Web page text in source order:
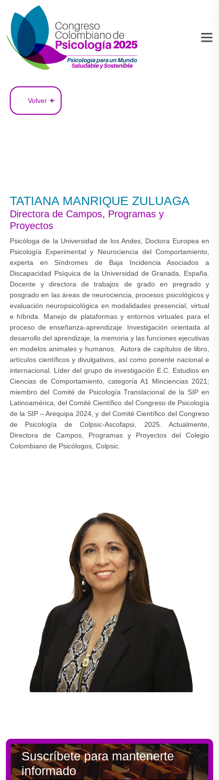
Volver
TATIANA MANRIQUE ZULUAGA
Directora de Campos, Programas y
Proyectos
Psicóloga de la Universidad de los Andes, Doctora Europea en
Psicología Experimental y Neurociencia del Comportamiento,
experta en Síndromes de Baja Incidencia Asociados a
Discapacidad Psíquica de la Universidad de Granada, España.
Docente y directora de trabajos de grado en pregrado y
posgrado en las áreas de neurociencia, procesos psicológicos y
evaluación neuropsicológica en modalidades presencial, virtual
e híbrida. Manejo de plataformas y entornos virtuales para el
proceso de enseñanza-aprendizaje. Investigación orientada al
desarrollo del aprendizaje, la memoria y las funciones ejecutivas
en modelos animales y humanos. Autora de capítulos de libro,
artículos científicos y divulgativos, así como ponente nacional e
internacional. Líder del grupo de investigación E.C. Estudios en
Ciencias de Comportamiento, categoría A1 Minciencias 2021;
miembro del Comité de Psicología Translacional de la SIP en
Latinoamérica, del Comité Científico del Congreso de Psicología
de la SIP – Arequipa 2024, y del Comité Científico del Congreso
de Psicología de Colpsic-Ascofapsi, 2025. Actualmente,
Directora de Campos, Programas y Proyectos del Colegio
Colombiano de Psicólogos, Colpsic.
Suscríbete para mantenerte
informado